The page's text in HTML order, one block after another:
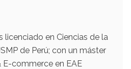
licenciado en Ciencias de la
de Perú; con un máster
E-commerce en EAE